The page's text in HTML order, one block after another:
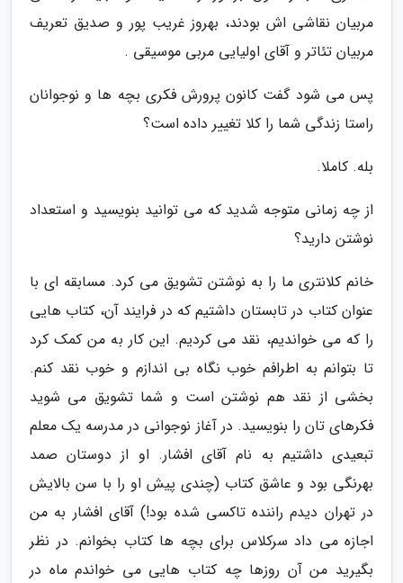
مربیان نقاشی اش بودند، بهروز غریب پور و صدیق تعریف
مربیان تئاتر و آقای اولیایی مربی موسیقی .
پس می شود گفت کانون پرورش فکری بچه ها و نوجوانان
راستا زندگی شما را کلا تغییر داده است؟
بله. کاملا.
از چه زمانی متوجه شدید که می توانید بنویسید و استعداد
نوشتن دارید؟
خانم کلانتری ما را به نوشتن تشویق می کرد. مسابقه ای با
عنوان کتاب در تابستان داشتیم که در فرایند آن، کتاب هایی
را که می خواندیم، نقد می کردیم. این کار به من کمک کرد
تا بتوانم به اطرافم خوب نگاه بی اندازم و خوب نقد کنم.
بخشی از نقد هم نوشتن است و شما تشویق می شوید
فکرهای تان را بنویسید. در آغاز نوجوانی در مدرسه یک معلم
تبعیدی داشتیم به نام آقای افشار. او از دوستان صمد
بهرنگی بود و عاشق کتاب (چندی پیش او را با سن بالایش
در تهران دیدم راننده تاکسی شده بود!) آقای افشار به من
اجازه می داد سرکلاس برای بچه ها کتاب بخوانم. در نظر
بگیرید من آن روزها چه کتاب هایی می خواندم ماه در